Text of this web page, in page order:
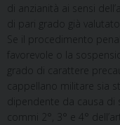
di anzianità ai sensi
di pari grado già valutato.
Se il procedimento
favorevole o la
grado di carattere
cappellano militare sia
dipendente da causa di
commi 2°, 3° e 4°